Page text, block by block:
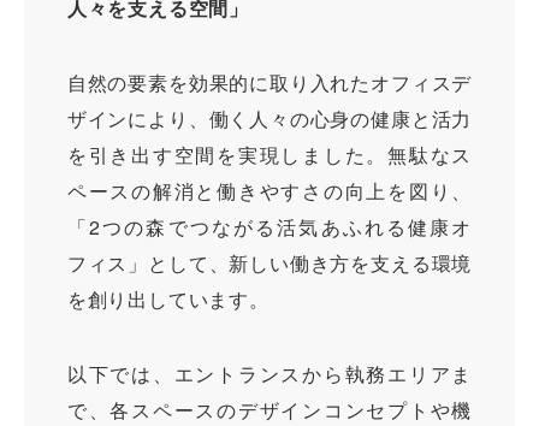
人々を支える空間」
自然の要素を効果的に取り入れたオフィスデ
ザインにより、働く人々の心身の健康と活力
を引き出す空間を実現しました。無駄なス
ペースの解消と働きやすさの向上を図り、
「2つの森でつながる活気あふれる健康オ
フィス」として、新しい働き方を支える環境
を創り出しています。
以下では、エントランスから執務エリアま
で、各スペースのデザインコンセプトや機